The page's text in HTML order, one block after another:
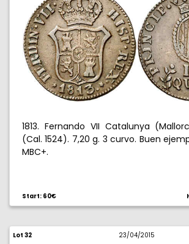
1813. Fernando VII Catalunya
(Cal. 1524). 7,20 g. 3 curvo. Buen
MBC+.
Start: 60€
Lot 32 23/04/2015